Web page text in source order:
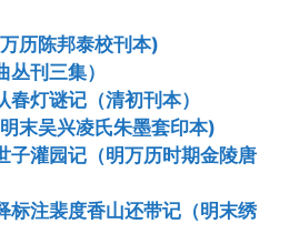
历陈邦泰校刊本)
刊三集）
灯谜记（清初刊本）
末吴兴凌氏朱墨套印本)
子灌园记（明万历时期金陵唐
标注裴度香山还带记（明末绣